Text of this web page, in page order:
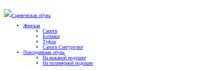
Сценическая обувь
Женская
Сапоги
Ботинки
Туфли
Сапоги Снегурочки
Повседневная обувь
На кожаной подошве
На полимерной подошве